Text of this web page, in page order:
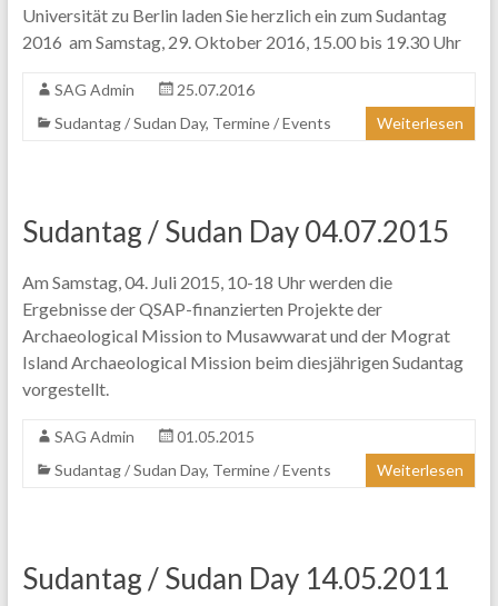
Universität zu Berlin laden Sie herzlich ein zum Sudantag
2016 am Samstag, 29. Oktober 2016, 15.00 bis 19.30 Uhr
SAG Admin
25.07.2016
Sudantag / Sudan Day, Termine / Events Weiterlesen
Sudantag / Sudan Day 04.07.2015
Am Samstag, 04. Juli 2015, 10-18 Uhr werden die
Ergebnisse der QSAP-finanzierten Projekte der
Archaeological Mission to Musawwarat und der Mograt
Island Archaeological Mission beim diesjährigen Sudantag
vorgestellt.
SAG Admin
01.05.2015
Sudantag / Sudan Day, Termine / Events Weiterlesen
Sudantag / Sudan Day 14.05.2011